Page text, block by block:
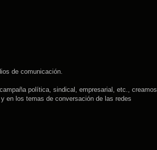
de comunicación.
política, sindical, empresarial, etc., creamos
en los temas de conversación de las redes